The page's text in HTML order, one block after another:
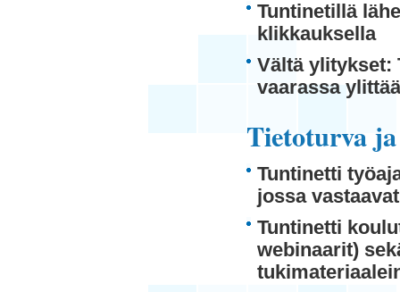
Tuntinetillä
klikkauksella
Vältä ylitykset:
vaarassa
Tietoturva
Tuntinetti
jossa
Tuntinetti
webinaarit)